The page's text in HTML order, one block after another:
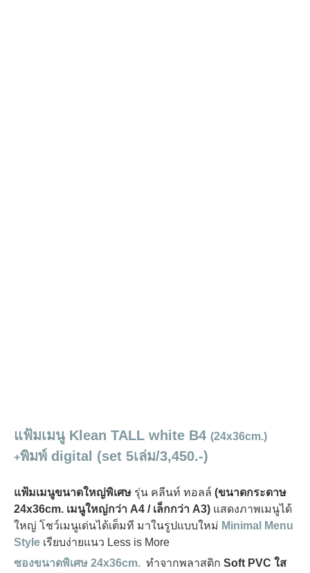
แฟ้มเมนู Klean TALL white B4 (24x36cm.)
+พิมพ์ digital (set 5เล่ม/3,450.-)
แฟ้มเมนูขนาดใหญ่พิเศษ รุ่น คลีนท์ ทอลล์ (ขนาดกระดาษ
24x36cm. เมนูใหญ่กว่า A4 / เล็กกว่า A3) แสดงภาพเมนูได้
ใหญ่ โชว์เมนูเด่นได้เต็มที มาในรูปแบบใหม่ Minimal Menu
Style เรียบง่ายแนว Less is More
ซองขนาดพิเศษ 24x36cm. ทำจากพลาสติก Soft PVC ใส